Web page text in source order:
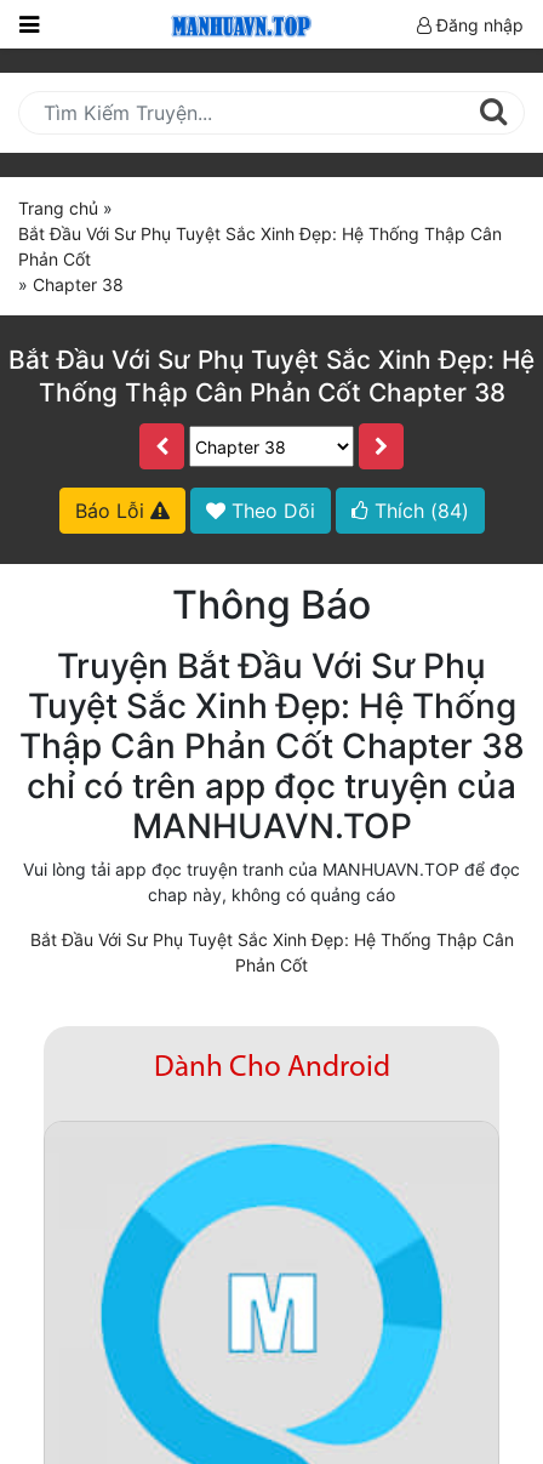
Nhật
(current)
BXH
Thể Loại
Truyện HOT
Hoàn Thành
Huyền Huyễn
Hài Hước
Hàn Quốc
Hệ Thống
Truyện Sáng Tác
Đăng nhập
Trang chủ »
Bắt Đầu Với Sư Phụ Tuyệt Sắc Xinh Đẹp: Hệ Thống Thập Cân
Phản Cốt
» Chapter 38
Bắt Đầu Với Sư Phụ Tuyệt Sắc Xinh Đẹp: Hệ
Thống Thập Cân Phản Cốt Chapter 38
Báo Lỗi Theo Dõi Thích (84)
Thông Báo
Truyện Bắt Đầu Với Sư Phụ
Tuyệt Sắc Xinh Đẹp: Hệ Thống
Thập Cân Phản Cốt Chapter 38
chỉ có trên app đọc truyện của
MANHUAVN.TOP
Vui lòng tải app đọc truyện tranh của MANHUAVN.TOP để đọc
chap này, không có quảng cáo
Bắt Đầu Với Sư Phụ Tuyệt Sắc Xinh Đẹp: Hệ Thống Thập Cân
Phản Cốt
Dành Cho Android